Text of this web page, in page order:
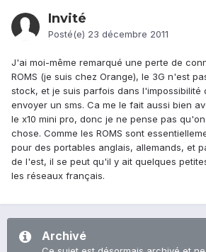
Invité
Posté(e) 23 décembre 2011
J'ai moi-même remarqué une perte de
ROMS (je suis chez Orange), le 3G n'est
stock, et je suis parfois dans l'impossibilité
envoyer un sms. Ca me le fait aussi bien
le x10 mini pro, donc je ne pense pas
chose. Comme les ROMS sont
pour des portables anglais, allemands, et
de l'est, il se peut qu'il y ait quelques
les réseaux français.
Archivé